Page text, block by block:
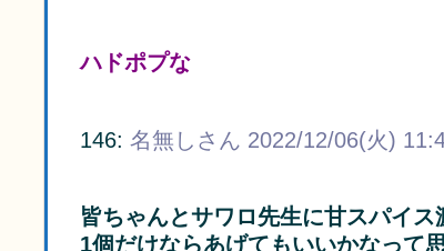
ハドポプな
146: 名無しさん 2022/12/06(火)
皆ちゃんとサワロ先生に甘スパイス
1個だけならあげてもいいかなって